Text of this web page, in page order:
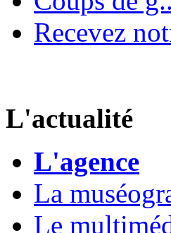
Recevez
L'actualité
L'agence
La
Le